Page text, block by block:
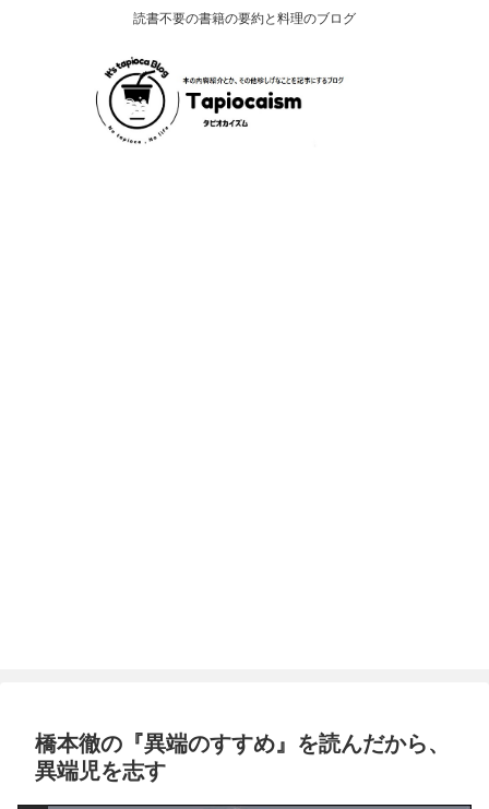
読書不要の書籍の要約と料理のブログ
橋本徹の『異端のすすめ』を読んだから、
異端児を志す